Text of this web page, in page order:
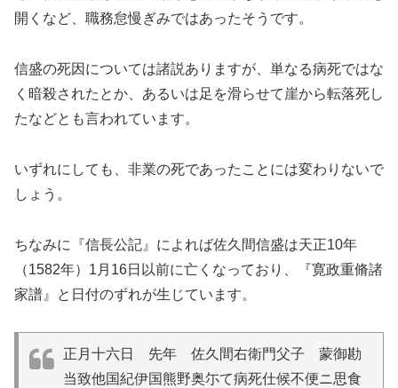
開くなど、職務怠慢ぎみではあったそうです。
信盛の死因については諸説ありますが、単なる病死ではな
く暗殺されたとか、あるいは足を滑らせて崖から転落死し
たなどとも言われています。
いずれにしても、非業の死であったことには変わりないで
しょう。
ちなみに『信長公記』によれば佐久間信盛は天正10年
（1582年）1月16日以前に亡くなっており、『寛政重脩諸
家譜』と日付のずれが生じています。
正月十六日 先年 佐久間右衛門父子 蒙御勘
当致他国紀伊国熊野奥尓て病死仕候不便ニ思食